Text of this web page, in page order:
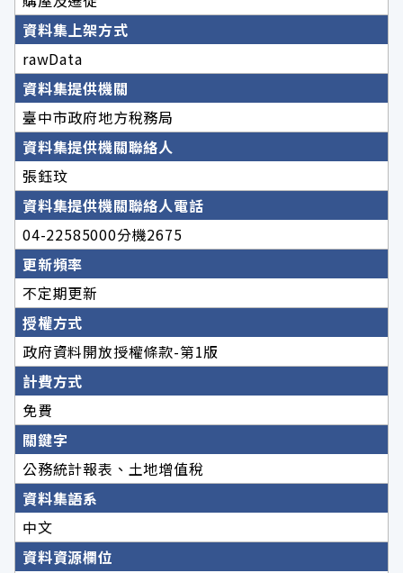
資料集上架方式
rawData
資料集提供機關
臺中市政府地方稅務局
資料集提供機關聯絡人
張鈺玟
資料集提供機關聯絡人電話
04-22585000分機2675
更新頻率
不定期更新
授權方式
政府資料開放授權條款-第1版
計費方式
免費
關鍵字
公務統計報表、土地增值稅
資料集語系
中文
資料資源欄位